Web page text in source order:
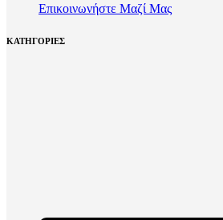
Επικοινωνήστε Μαζί Μας
ΚΑΤΗΓΟΡΙΕΣ